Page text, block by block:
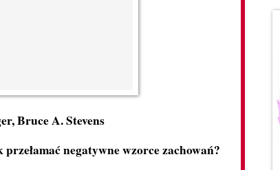
Bruce A. Stevens
negatywne wzorce zachowań?